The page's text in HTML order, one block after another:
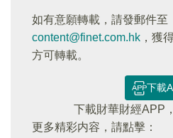
如有意願轉載，請發郵件至
content@finet.com.hk ，獲
方可轉載。
下載
下載財華財經APP
更多精彩内容，請點擊：